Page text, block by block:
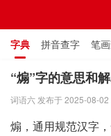
字典 拼音查字 笔
通用规范汉字表 叠字
“煽”字的意思和
词语六 发布于 2025-08-02
煽，通用规范汉字